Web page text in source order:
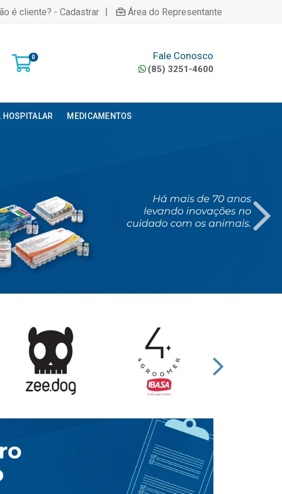
é cliente? - Cadastrar | Área do Representante
0 Fale Conosco
(85) 3251-4600
HOSPITALAR MEDICAMENTOS